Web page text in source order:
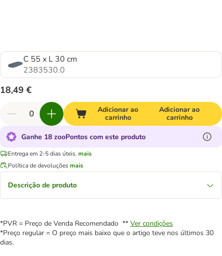
C 55 x L 30 cm
2383530.0
18,49 €
Adicionar ao
carrinho
Adicionar ao
carrinho
Ganhe 18 zooPontos com este produto
Entrega em 2-5 dias úteis. mais
Política de devoluçõesmais
Descrição de produto
*PVR = Preço de Venda Recomendado ** Ver condições
*Preço regular = O preço mais baixo que o artigo teve nos últimos 30
dias.